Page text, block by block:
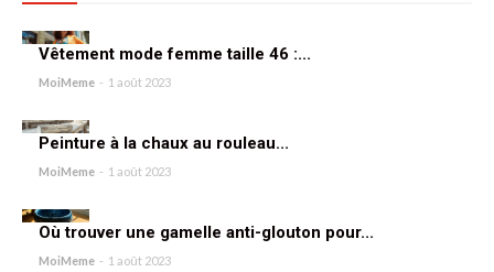
Vêtement mode femme taille 46 :...
MoiMeme - 1 août 2023
Peinture à la chaux au rouleau...
MoiMeme - 1 août 2023
Où trouver une gamelle anti-glouton pour...
MoiMeme - 1 août 2023